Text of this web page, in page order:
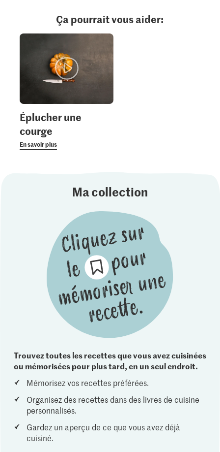
Ça pourrait vous aider:
Éplucher une
courge
En savoir plus
Ma collection
Trouvez toutes les recettes que vous avez cuisinées
ou mémorisées pour plus tard, en un seul endroit.
Mémorisez vos recettes préférées.
Organisez des recettes dans des livres de cuisine
personnalisés.
Gardez un aperçu de ce que vous avez déjà
cuisiné.